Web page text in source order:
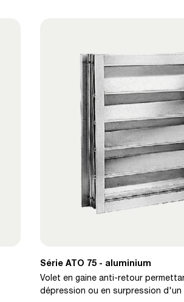
Série ATO 75 - aluminium
Volet en gaine anti-retour
dépression ou en surpression d'un